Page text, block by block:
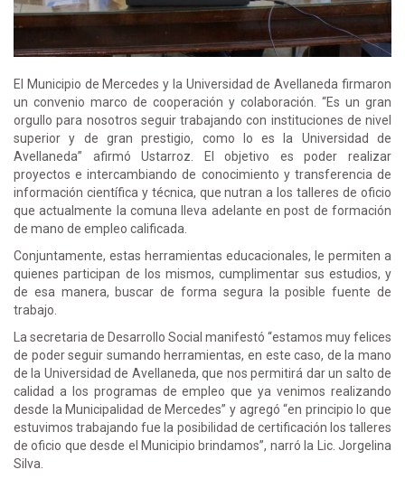
El Municipio de Mercedes y la Universidad de Avellaneda firmaron
un convenio marco de cooperación y colaboración. “Es un gran
orgullo para nosotros seguir trabajando con instituciones de nivel
superior y de gran prestigio, como lo es la Universidad de
Avellaneda” afirmó Ustarroz. El objetivo es poder realizar
proyectos e intercambiando de conocimiento y transferencia de
información científica y técnica, que nutran a los talleres de oficio
que actualmente la comuna lleva adelante en post de formación
de mano de empleo calificada.
Conjuntamente, estas herramientas educacionales, le permiten a
quienes participan de los mismos, cumplimentar sus estudios, y
de esa manera, buscar de forma segura la posible fuente de
trabajo.
La secretaria de Desarrollo Social manifestó “estamos muy felices
de poder seguir sumando herramientas, en este caso, de la mano
de la Universidad de Avellaneda, que nos permitirá dar un salto de
calidad a los programas de empleo que ya venimos realizando
desde la Municipalidad de Mercedes” y agregó “en principio lo que
estuvimos trabajando fue la posibilidad de certificación los talleres
de oficio que desde el Municipio brindamos”, narró la Lic. Jorgelina
Silva.